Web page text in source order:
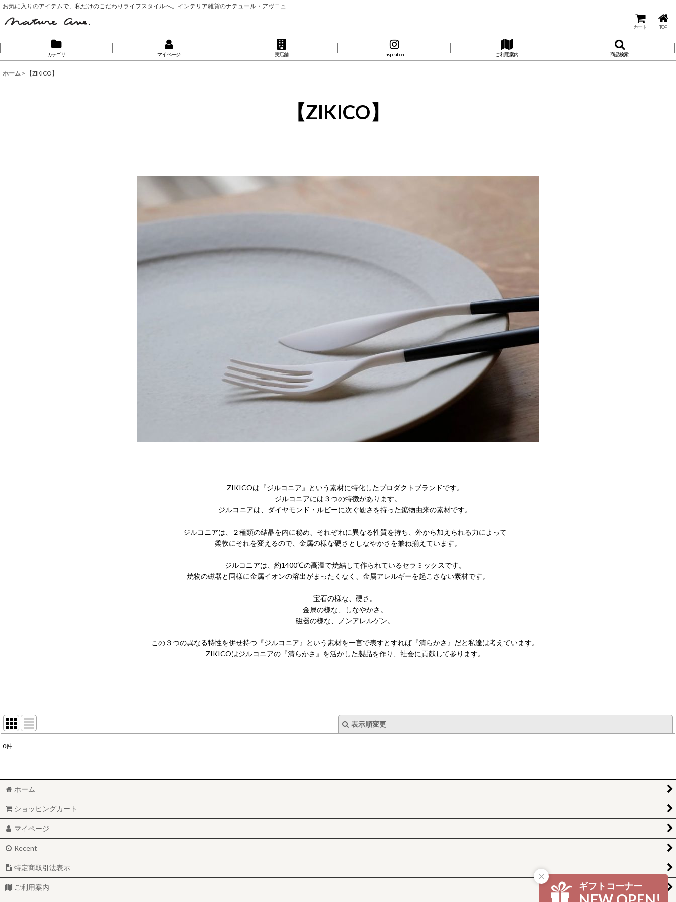
お気に入りのアイテムで、私だけのこだわりライフスタイルへ。インテリア雑貨のナテュール・アヴニュ
カート TOP
カテゴリ マイページ 実店舗 Inspiration ご利用案内 商品検索
ホーム > 【ZIKICO】
【ZIKICO】
ZIKICOは『ジルコニア』という素材に特化したプロダクトブランドです。
ジルコニアには３つの特徴があります。
ジルコニアは、ダイヤモンド・ルビーに次ぐ硬さを持った鉱物由来の素材です。
ジルコニアは、２種類の結晶を内に秘め、それぞれに異なる性質を持ち、外から加えられる力によって
柔軟にそれを変えるので、金属の様な硬さとしなやかさを兼ね揃えています。
ジルコニアは、約1400℃の高温で焼結して作られているセラミックスです。
焼物の磁器と同様に金属イオンの溶出がまったくなく、金属アレルギーを起こさない素材です。
宝石の様な、硬さ。
金属の様な、しなやかさ。
磁器の様な、ノンアレルゲン。
この３つの異なる特性を併せ持つ『ジルコニア』という素材を一言で表すとすれば『清らかさ』だと私達は考えています。
ZIKICOはジルコニアの『清らかさ』を活かした製品を作り、社会に貢献して参ります。
表示順変更
並び順:
0件
ホーム
ショッピングカート
マイページ
Recent
特定商取引法表示
ご利用案内 ギフトコーナー